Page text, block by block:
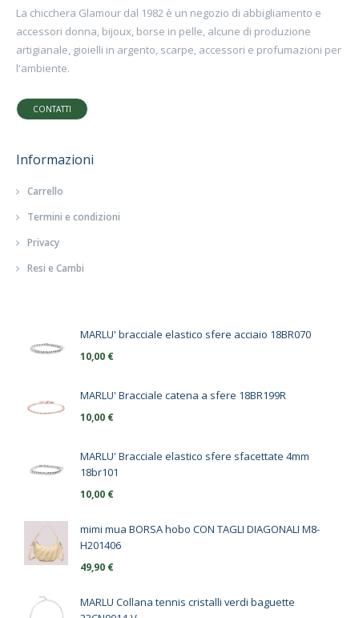
La chicchera Glamour dal 1982 è un negozio di abbigliamento e
accessori donna, bijoux, borse in pelle, alcune di produzione
artigianale, gioielli in argento, scarpe, accessori e profumazioni per
l'ambiente.
CONTATTI
Informazioni
Carrello
Termini e condizioni
Privacy
Resi e Cambi
MARLU' bracciale elastico sfere acciaio 18BR070
10,00 €
MARLU' Bracciale catena a sfere 18BR199R
10,00 €
MARLU' Bracciale elastico sfere sfacettate 4mm
18br101
10,00 €
mimi mua BORSA hobo CON TAGLI DIAGONALI M8-
H201406
49,90 €
MARLU Collana tennis cristalli verdi baguette